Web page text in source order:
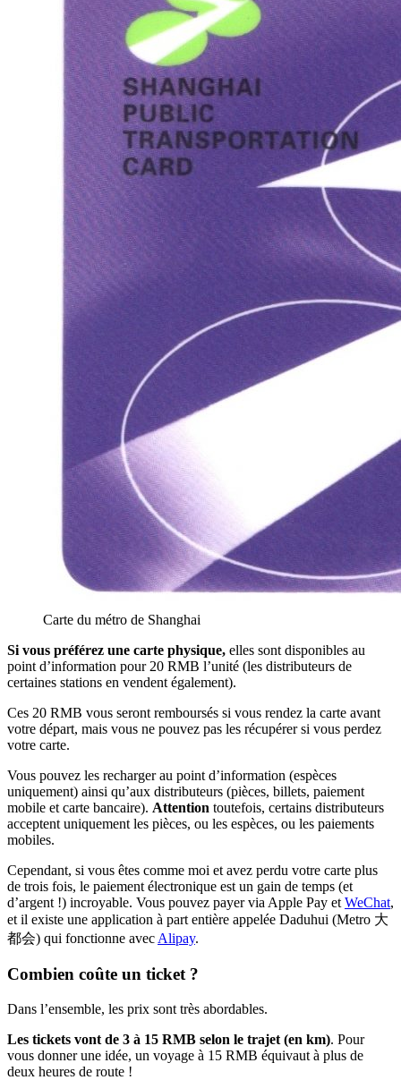
Carte du métro de Shanghai
Si vous préférez une carte physique, elles sont disponibles au
point d’information pour 20 RMB l’unité (les distributeurs de
certaines stations en vendent également).
Ces 20 RMB vous seront remboursés si vous rendez la carte avant
votre départ, mais vous ne pouvez pas les récupérer si vous perdez
votre carte.
Vous pouvez les recharger au point d’information (espèces
uniquement) ainsi qu’aux distributeurs (pièces, billets, paiement
mobile et carte bancaire). Attention toutefois, certains distributeurs
acceptent uniquement les pièces, ou les espèces, ou les paiements
mobiles.
Cependant, si vous êtes comme moi et avez perdu votre carte plus
de trois fois, le paiement électronique est un gain de temps (et
d’argent !) incroyable. Vous pouvez payer via Apple Pay et WeChat,
et il existe une application à part entière appelée Daduhui (Metro 大
都会) qui fonctionne avec Alipay.
Combien coûte un ticket ?
Dans l’ensemble, les prix sont très abordables.
Les tickets vont de 3 à 15 RMB selon le trajet (en km). Pour
vous donner une idée, un voyage à 15 RMB équivaut à plus de
deux heures de route !